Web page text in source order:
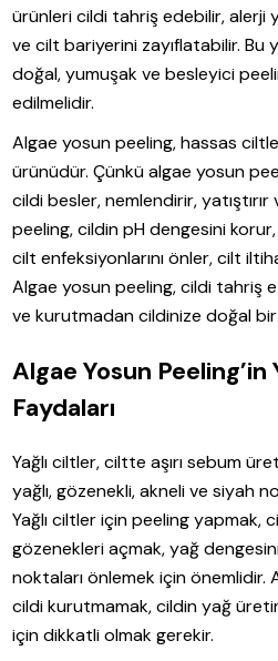
ürünleri cildi tahriş edebilir, alerji
ve cilt bariyerini zayıflatabilir. Bu
doğal, yumuşak ve besleyici
edilmelidir.
Algae yosun peeling, hassas
ürünüdür. Çünkü algae yosun
cildi besler, nemlendirir,
peeling, cildin pH dengesini
cilt enfeksiyonlarını önler, cilt
Algae yosun peeling, cildi tahriş
ve kurutmadan cildinize doğal bir
Algae Yosun Peeling’in
Faydaları
Yağlı ciltler, ciltte aşırı sebum
yağlı, gözenekli, akneli ve siyah
Yağlı ciltler için peeling yapmak,
gözenekleri açmak, yağ
noktaları önlemek için önemlidir.
cildi kurutmamak, cildin yağ
için dikkatli olmak gerekir.